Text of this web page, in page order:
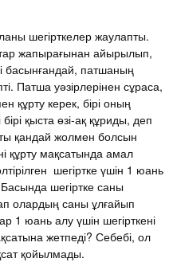
шегірткелер жаулапты.
жапырағынан айырылып,
басынғандай, патшаның
Патша уәзірлерінен сұраса,
құрту керек, бірі оның
қыста өзі-ақ құриды, деп
қандай жолмен болсын
құрту мақсатында амал
шегіртке үшін 1 юань
шегіртке саны
олардың саны ұлғайып
1 юань алу үшін шегірткені
жетпеді? Себебі, ол
қойылмады.